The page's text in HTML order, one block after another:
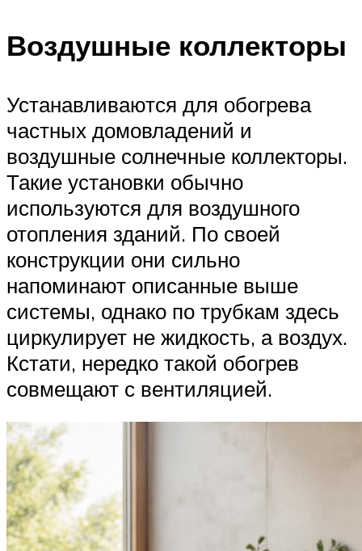
Воздушные коллекторы
Устанавливаются для обогрева
частных домовладений и
воздушные солнечные коллекторы.
Такие установки обычно
используются для воздушного
отопления зданий. По своей
конструкции они сильно
напоминают описанные выше
системы, однако по трубкам здесь
циркулирует не жидкость, а воздух.
Кстати, нередко такой обогрев
совмещают с вентиляцией.